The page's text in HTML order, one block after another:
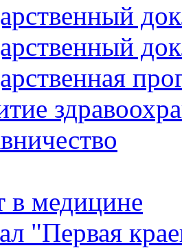
в медицине
"Первая